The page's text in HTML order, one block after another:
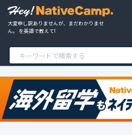
大変申し訳ありませんが、まだわかりませ
ん。 を英語で教えて!